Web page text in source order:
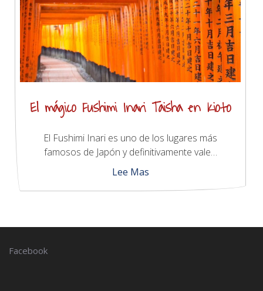
El mágico Fushimi Inari Taisha en Kioto
El Fushimi Inari es uno de los lugares más
famosos de Japón y definitivamente vale…
Lee Mas
Facebook